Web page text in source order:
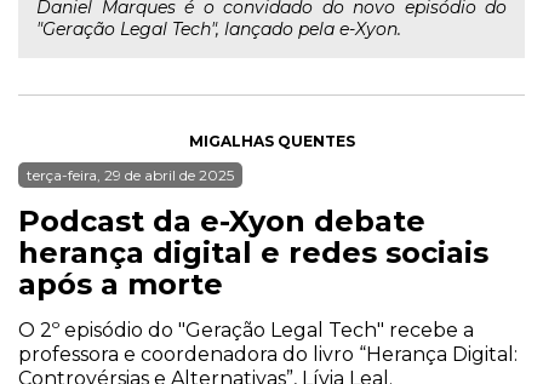
Daniel Marques é o convidado do novo episódio do
"Geração Legal Tech", lançado pela e-Xyon.
MIGALHAS QUENTES
terça-feira, 29 de abril de 2025
Podcast da e-Xyon debate
herança digital e redes sociais
após a morte
O 2º episódio do "Geração Legal Tech" recebe a
professora e coordenadora do livro “Herança Digital:
Controvérsias e Alternativas”, Lívia Leal.